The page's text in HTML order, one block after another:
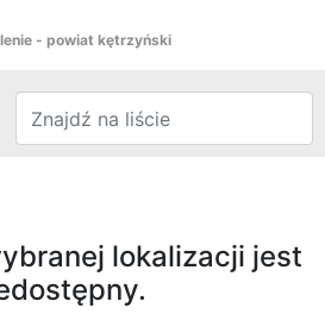
- powiat kętrzyński
lokalizacji jest